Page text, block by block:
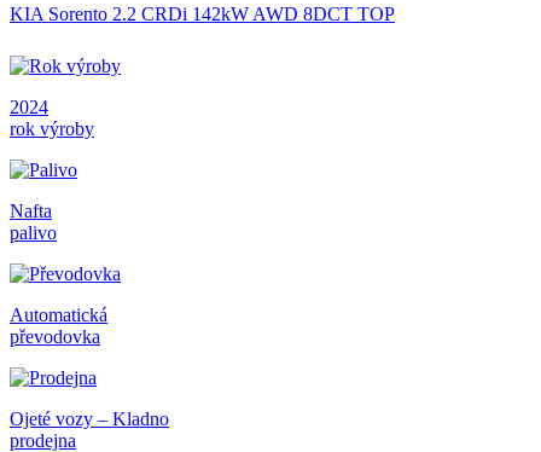
KIA Sorento 2.2 CRDi 142kW AWD 8DCT TOP
2024
rok výroby
Nafta
palivo
Automatická
převodovka
Ojeté vozy – Kladno
prodejna